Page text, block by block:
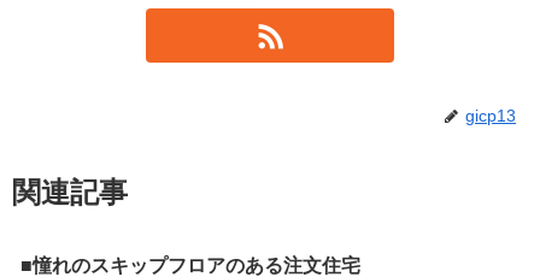
gicp13
関連記事
■憧れのスキップフロアのある注文住宅